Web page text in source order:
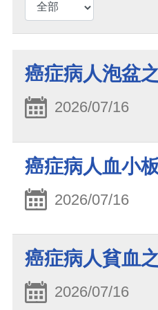
癌症病人泡盆
2026/07/16
癌症病人血小
2026/07/16
癌症病人貧血
2026/07/16